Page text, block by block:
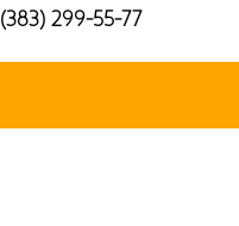
299-55-77